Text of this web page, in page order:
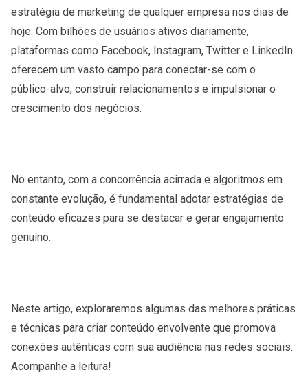
estratégia de marketing de qualquer empresa nos dias de
hoje. Com bilhões de usuários ativos diariamente,
plataformas como Facebook, Instagram, Twitter e LinkedIn
oferecem um vasto campo para conectar-se com o
público-alvo, construir relacionamentos e impulsionar o
crescimento dos negócios.
No entanto, com a concorrência acirrada e algoritmos em
constante evolução, é fundamental adotar estratégias de
conteúdo eficazes para se destacar e gerar engajamento
genuíno.
Neste artigo, exploraremos algumas das melhores práticas
e técnicas para criar conteúdo envolvente que promova
conexões autênticas com sua audiência nas redes sociais.
Acompanhe a leitura!